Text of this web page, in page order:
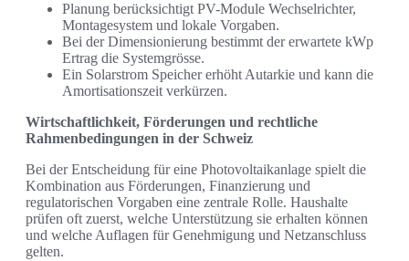
Planung berücksichtigt PV-Module Wechselrichter,
Montagesystem und lokale Vorgaben.
Bei der Dimensionierung bestimmt der erwartete kWp
Ertrag die Systemgrösse.
Ein Solarstrom Speicher erhöht Autarkie und kann die
Amortisationszeit verkürzen.
Wirtschaftlichkeit, Förderungen und rechtliche
Rahmenbedingungen in der Schweiz
Bei der Entscheidung für eine Photovoltaikanlage spielt die
Kombination aus Förderungen, Finanzierung und
regulatorischen Vorgaben eine zentrale Rolle. Haushalte
prüfen oft zuerst, welche Unterstützung sie erhalten können
und welche Auflagen für Genehmigung und Netzanschluss
gelten.